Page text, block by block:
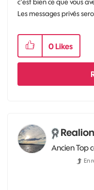
c'est bien ce que vous
Les messages privés
0 Likes
Ancien Top
En